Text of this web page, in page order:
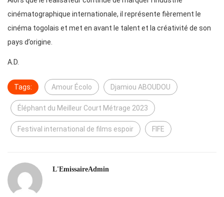
cinématographique internationale, il représente fièrement le
cinéma togolais et met en avant le talent et la créativité de son
pays d’origine.
A.D.
Tags: Amour Écolo Djamiou ABOUDOU
Éléphant du Meilleur Court Métrage 2023
Festival international de films espoir FIFE
L'EmissaireAdmin